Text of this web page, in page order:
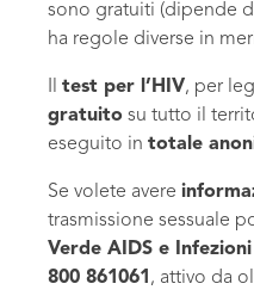
sono gratuiti (dipende
ha regole diverse in
test per l’HIV, per
gratuito su tutto il
eseguito in totale
Se volete avere
trasmissione sessuale
Verde AIDS e Infezioni
800 861061 , attivo da